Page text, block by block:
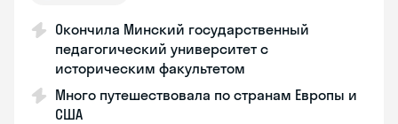
Окончила Минский государственный
педагогический университет с
историческим факультетом
Много путешествовала по странам Европы и
США